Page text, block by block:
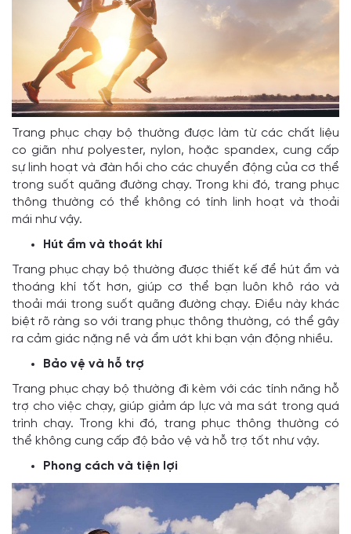
Trang phục chạy bộ thường được làm từ các chất liệu
co giãn như polyester, nylon, hoặc spandex, cung cấp
sự linh hoạt và đàn hồi cho các chuyển động của cơ thể
trong suốt quãng đường chạy. Trong khi đó, trang phục
thông thường có thể không có tính linh hoạt và thoải
mái như vậy.
Hút ẩm và thoát khí
Trang phục chạy bộ thường được thiết kế để hút ẩm và
thoáng khí tốt hơn, giúp cơ thể bạn luôn khô ráo và
thoải mái trong suốt quãng đường chạy. Điều này khác
biệt rõ ràng so với trang phục thông thường, có thể gây
ra cảm giác nặng nề và ẩm ướt khi bạn vận động nhiều.
Bảo vệ và hỗ trợ
Trang phục chạy bộ thường đi kèm với các tính năng hỗ
trợ cho việc chạy, giúp giảm áp lực và ma sát trong quá
trình chạy. Trong khi đó, trang phục thông thường có
thể không cung cấp độ bảo vệ và hỗ trợ tốt như vậy.
Phong cách và tiện lợi